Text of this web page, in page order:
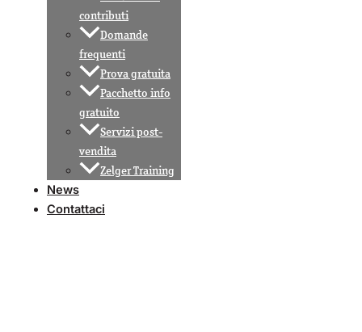
contributi
Domande
frequenti
Prova gratuita
Pacchetto info
gratuito
Servizi post-
vendita
Zelger Training
News
Contattaci